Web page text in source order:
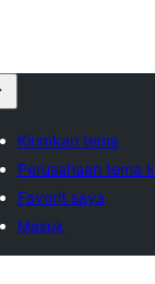
Kirimkan tema
Perusahaan tema
Favorit saya
Masuk